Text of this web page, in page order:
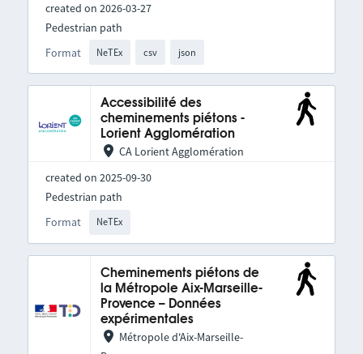
created on 2026-03-27
Format NeTEx csv json
Pedestrian path
Accessibilité des
cheminements piétons -
Lorient Agglomération
CA Lorient Agglomération
created on 2025-09-30
Format NeTEx
Pedestrian path
Cheminements piétons de
la Métropole Aix-Marseille-
Provence – Données
expérimentales
Métropole d'Aix-Marseille-